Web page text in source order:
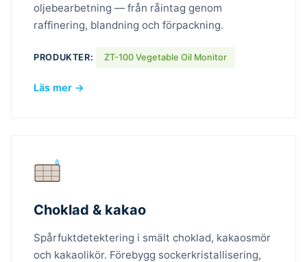
oljebearbetning — från råintag genom
raffinering, blandning och förpackning.
PRODUKTER: ZT-100 Vegetable Oil Monitor
Läs mer →
Choklad & kakao
Spårfuktdetektering i smält choklad, kakaosmör
och kakaolikör. Förebygg sockerkristallisering,